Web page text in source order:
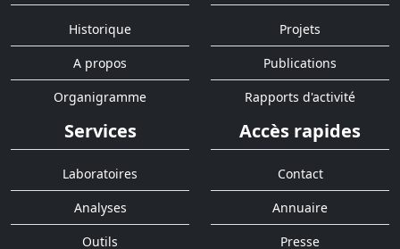
Historique
A propos
Organigramme
Projets
Publications
Rapports d'activité
Services
Laboratoires
Analyses
Outils
Accès rapides
Contact
Annuaire
Presse